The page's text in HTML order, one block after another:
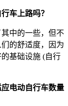
车上路吗？
中的一些，但不
的舒适度，因为
基础设施 (自行
电动自行车数量